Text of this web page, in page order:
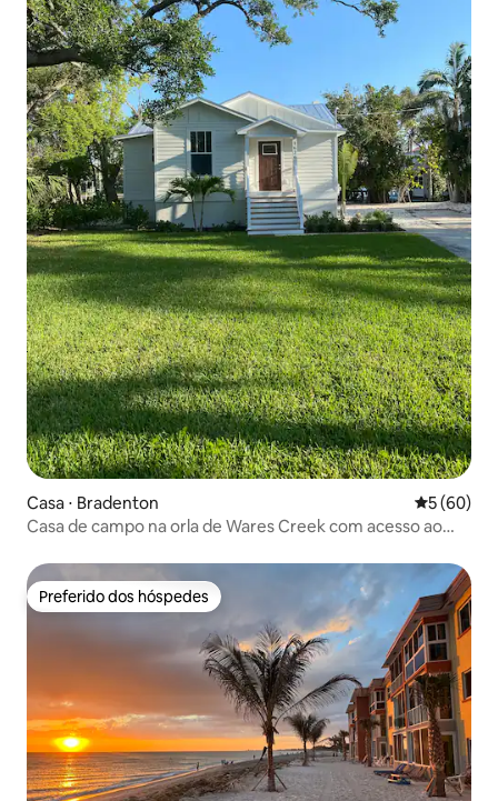
Casa ⋅ Bradenton 5 de uma
5 (60)
Casa de campo na orla de Wares Creek com acesso ao
Preferido dos hóspedes
Preferido dos hóspedes